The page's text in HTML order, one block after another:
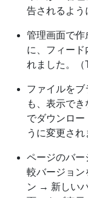
告されるよう
管理画面で作
に、フィード
れました。（
ファイルをブ
も、表示で
でダウンロー
うに変更され
ページのバー
較バージョン
ン → 新しい